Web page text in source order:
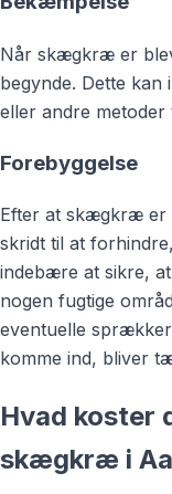
Når skægkræ er
begynde. Dette
eller andre
Forebyggelse
Efter at skægkræ er
skridt til at
indebære at sikre,
nogen fugtige
eventuelle
komme ind, bliver
Hvad koster
skægkræ i